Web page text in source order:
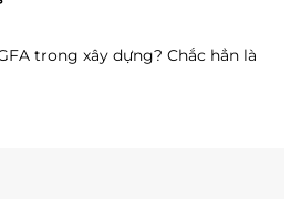
trong xây dựng? Chắc hẳn là